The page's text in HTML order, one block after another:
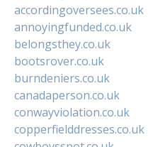
accordingoversees.co.uk
annoyingfunded.co.uk
belongsthey.co.uk
bootsrover.co.uk
burndeniers.co.uk
canadaperson.co.uk
conwayviolation.co.uk
copperfielddresses.co.uk